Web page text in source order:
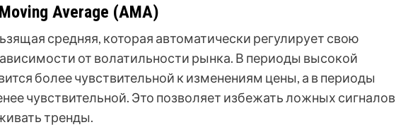
Average (AMA)
средняя, которая автоматически регулирует свою
от волатильности рынка. В периоды высокой
более чувствительной к изменениям цены, а в периоды
чувствительной. Это позволяет избежать ложных сигналов
тренды.